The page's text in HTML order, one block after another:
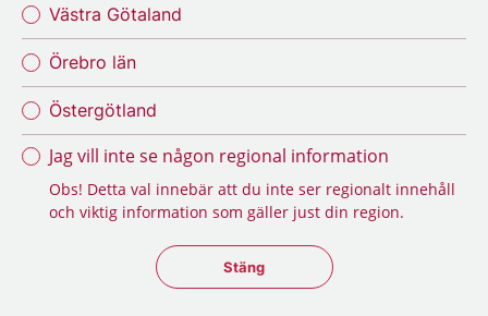
Västra Götaland
Örebro län
Östergötland
Jag vill inte se någon regional information
Obs! Detta val innebär att du inte ser regionalt innehåll
och viktig information som gäller just din region.
Stäng regionsväljaren
Stäng